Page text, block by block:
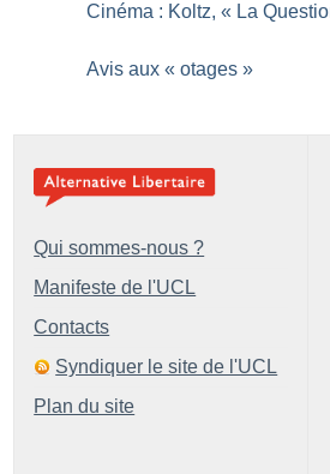
Cinéma : Koltz, « La
Avis aux « otages »
Qui sommes-nous ?
Manifeste de l'UCL
Contacts
Syndiquer le site de l'UCL
Plan du site